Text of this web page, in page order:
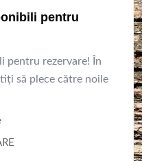
pentru
pentru rezervare! În
să plece către noile